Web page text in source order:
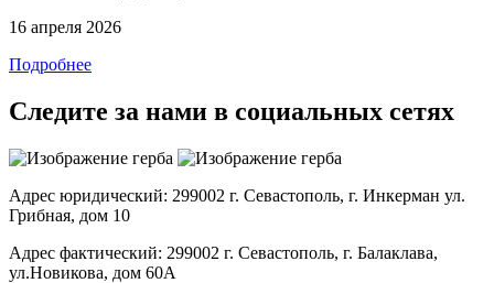
16 апреля 2026
Подробнее
Следите за нами в социальных сетях
Адрес юридический: 299002 г. Севастополь, г. Инкерман ул.
Грибная, дом 10
Адрес фактический: 299002 г. Севастополь, г. Балаклава,
ул.Новикова, дом 60А